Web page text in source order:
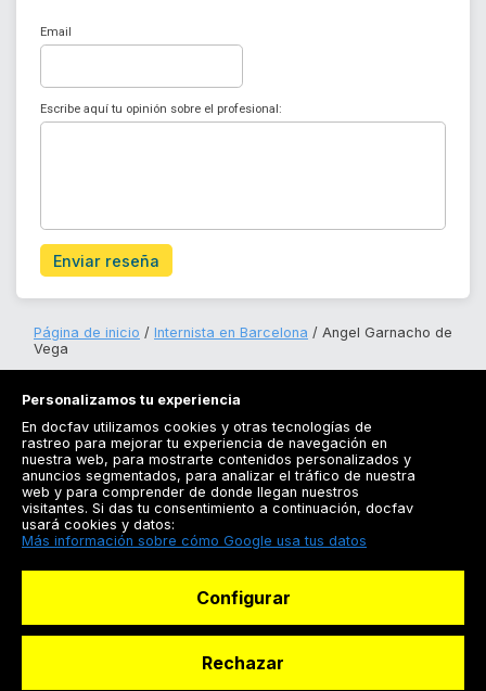
Email
Escribe aquí tu opinión sobre el profesional:
Enviar reseña
Página de inicio Internista en Barcelona
Angel Garnacho de
Vega
Registrarse
Docfav
Personalizamos tu experiencia
En docfav utilizamos cookies y otras tecnologías de
rastreo para mejorar tu experiencia de navegación en
nuestra web, para mostrarte contenidos personalizados y
anuncios segmentados, para analizar el tráfico de nuestra
web y para comprender de donde llegan nuestros
visitantes. Si das tu consentimiento a continuación, docfav
usará cookies y datos:
Más información sobre cómo Google usa tus datos
Configurar
Rechazar